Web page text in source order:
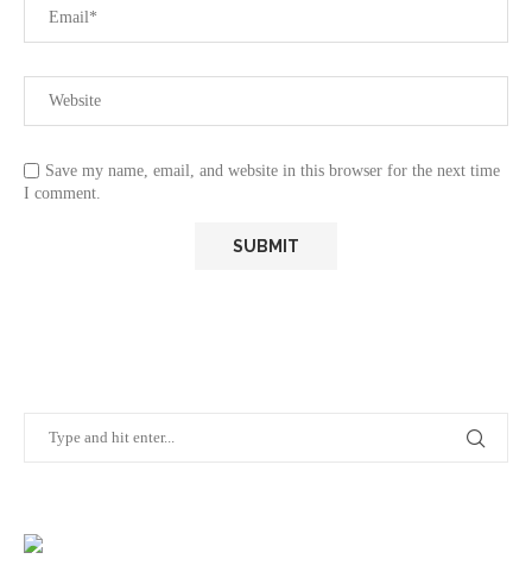
Save my name, email, and website in this browser for the next time
I comment.